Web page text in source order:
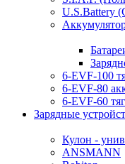
U.S.Battery
6-EVF-100
6-EVF-80
6-EVF-60
Зарядные
Кулон -
ANSMANN